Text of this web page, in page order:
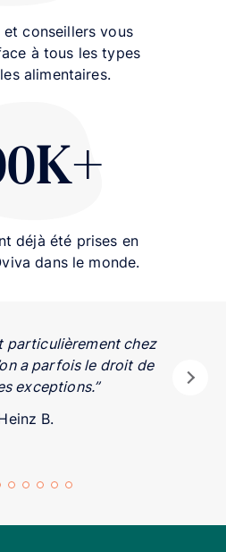
et conseillers vous
à tous les types
alimentaires.
déjà été prises en
dans le monde.
particulièrement chez
a parfois le droit de
exceptions.”
B.